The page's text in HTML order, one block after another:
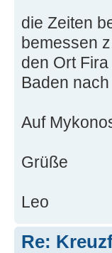
die Zeiten
bemessen
den Ort
Baden
Auf
Grüße
Leo
Re: